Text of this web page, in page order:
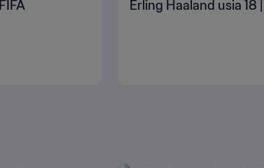
Erling Haaland usia 18